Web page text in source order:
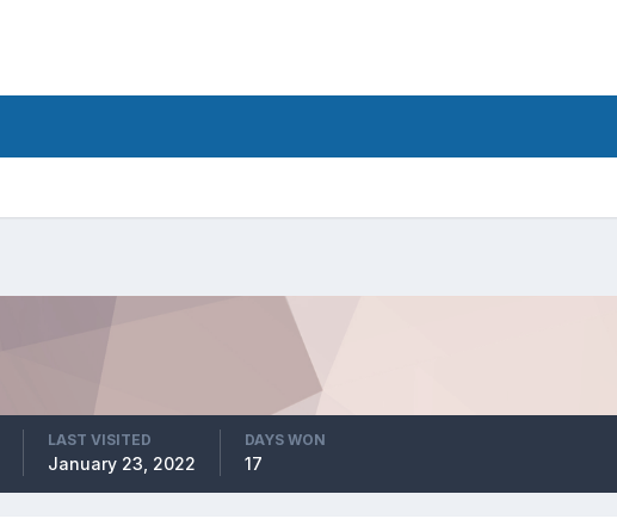
LAST VISITED
January 23, 2022
DAYS WON
17